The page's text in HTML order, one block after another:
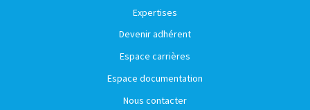
Expertises
Devenir adhérent
Espace carrières
Espace documentation
Nous contacter